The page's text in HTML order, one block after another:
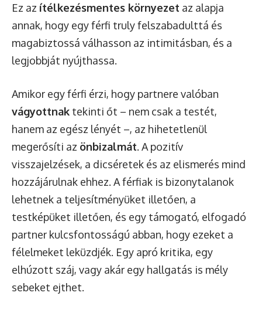
Ez az ítélkezésmentes környezet az alapja
annak, hogy egy férfi truly felszabadulttá és
magabiztossá válhasson az intimitásban, és a
legjobbját nyújthassa.
Amikor egy férfi érzi, hogy partnere valóban
vágyottnak tekinti őt – nem csak a testét,
hanem az egész lényét –, az hihetetlenül
megerősíti az önbizalmát. A pozitív
visszajelzések, a dicséretek és az elismerés mind
hozzájárulnak ehhez. A férfiak is bizonytalanok
lehetnek a teljesítményüket illetően, a
testképüket illetően, és egy támogató, elfogadó
partner kulcsfontosságú abban, hogy ezeket a
félelmeket leküzdjék. Egy apró kritika, egy
elhúzott száj, vagy akár egy hallgatás is mély
sebeket ejthet.